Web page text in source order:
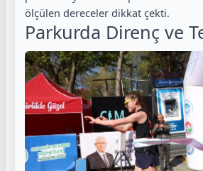
ölçülen dereceler dikkat çekti.
Parkurda Direnç ve